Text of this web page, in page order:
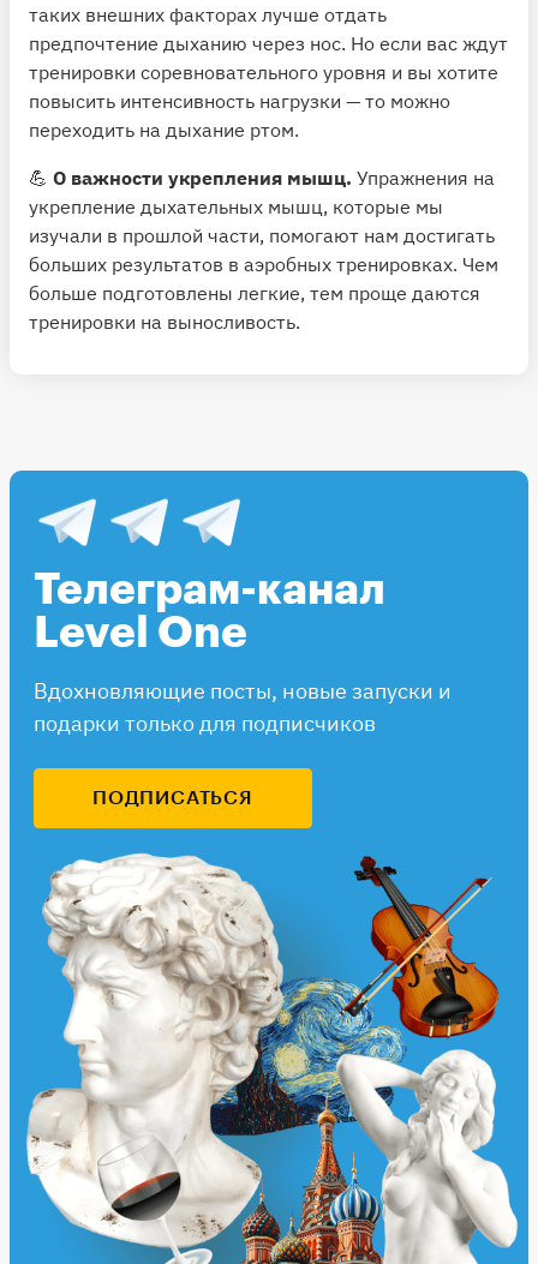
таких внешних факторах лучше отдать
предпочтение дыханию через нос. Но если вас ждут
тренировки соревновательного уровня и вы хотите
повысить интенсивность нагрузки — то можно
переходить на дыхание ртом.
💪 О важности укрепления мышц. Упражнения на
укрепление дыхательных мышц, которые мы
изучали в прошлой части, помогают нам достигать
больших результатов в аэробных тренировках. Чем
больше подготовлены легкие, тем проще даются
тренировки на выносливость.
Телеграм-канал
Level One
Вдохновляющие посты, новые запуски и
подарки только для подписчиков
ПОДПИСАТЬСЯ